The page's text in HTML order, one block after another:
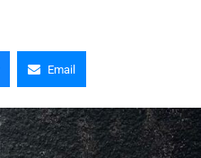
Email